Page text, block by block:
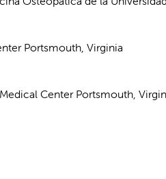
Portsmouth, Virginia
Center Portsmouth,